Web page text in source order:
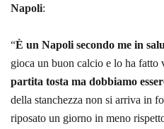
Napoli:
“È un Napoli secondo me in
gioca un buon calcio e lo ha fatto
partita tosta ma dobbiamo
della stanchezza non si arriva in
riposato un giorno in meno